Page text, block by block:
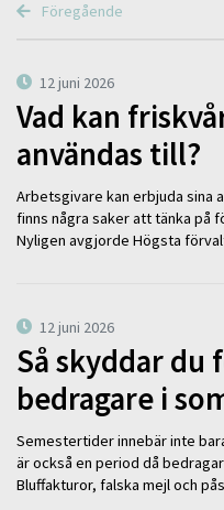
Föregående
12 juni 2026
Vad kan
användas till?
Arbetsgivare kan erbjuda sina
finns några saker att tänka på
Nyligen avgjorde Högsta
12 juni 2026
Så skyddar
bedragare i
Semestertider innebär inte
är också en period då
Bluffakturor, falska mejl och